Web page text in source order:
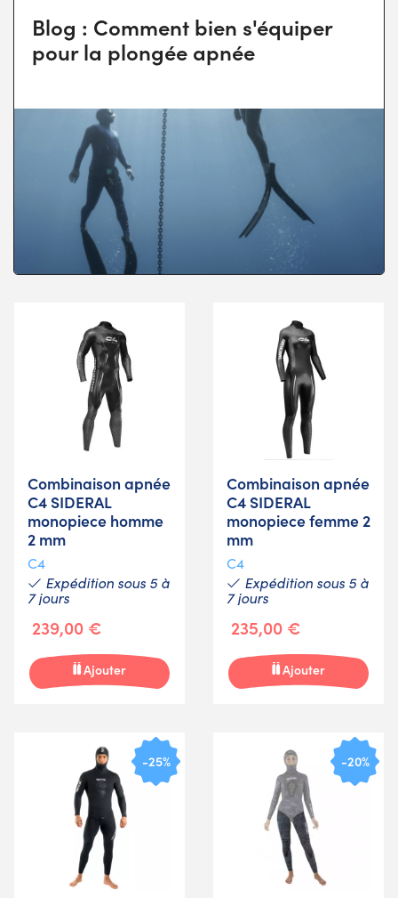
Blog : Comment bien s'équiper
pour la plongée apnée
Combinaison apnée
C4 SIDERAL
monopiece homme
2 mm
C4
Expédition sous 5 à
7 jours
239,00 €
Ajouter
Combinaison apnée
C4 SIDERAL
monopiece femme 2
mm
C4
Expédition sous 5 à
7 jours
235,00 €
Ajouter
-25% -20%